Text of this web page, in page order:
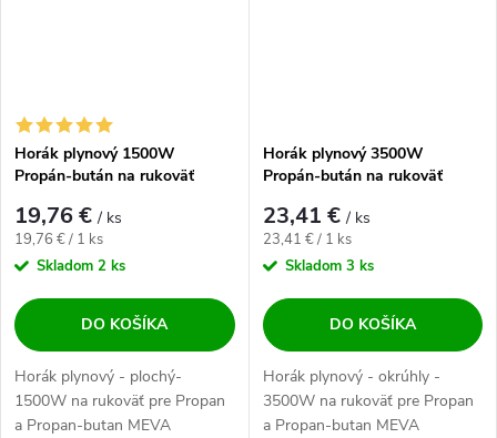
Horák plynový 1500W
Propán-bután na rukoväť
19,76 €/ ks
Jednotková cena:
19,76 € / 1 ks
Skladom 2 ks
DO KOŠÍKA
Horák plynový - plochý-
1500W na rukoväť pre Propan
a Propan-butan MEVA
Horák plynový 3500W
Propán-bután na rukoväť
23,41 €/ ks
Jednotková cena:
23,41 € / 1 ks
Skladom 3 ks
DO KOŠÍKA
Horák plynový - okrúhly -
3500W na rukoväť pre Propan
a Propan-butan MEVA